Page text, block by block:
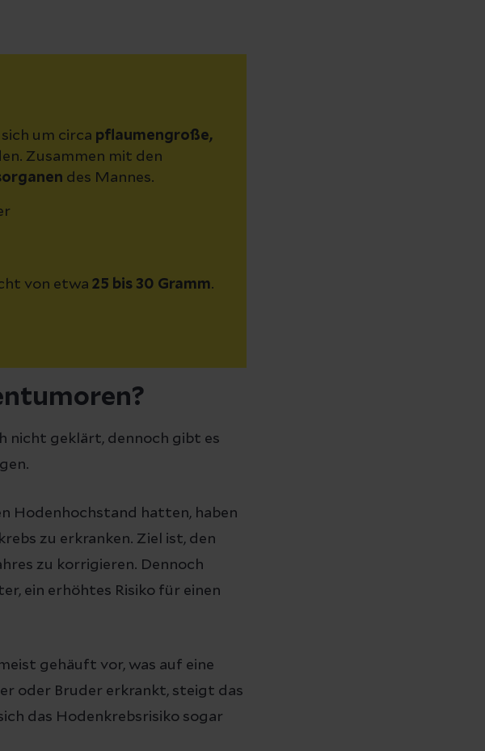
um circa pflaumengroße,
Zusammen mit den
des Mannes.
von etwa 25 bis 30 Gramm.
nicht geklärt, dennoch gibt es
Hodenhochstand hatten, haben
zu erkranken. Ziel ist, den
zu korrigieren. Dennoch
ein erhöhtes Risiko für einen
gehäuft vor, was auf eine
oder Bruder erkrankt, steigt das
das Hodenkrebsrisiko sogar